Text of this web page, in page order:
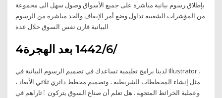
بإطلاق رسوم بيانية مباشرة على جميع الأسواق وصول سهل الى مجموعة
من المؤشرات الشعبية تداول وضع أمر الإيقاف والحد مباشرة من الرسوم
البيانية قارن نفس السوق خلال عدة
4‏‏/6‏‏/1442 بعد الهجرة
لدينا برامج تعليمية تساعدك في تصميم الرسوم البيانية في Illustrator ،
مثل إنشاء المخططات الشريطية ، وتصميم مخطط دائري ثلاثي الأبعاد ،
وعملية الخرائط المتجهة . هل تعلم أن صناع السوق يتركون ٱثاراهم في